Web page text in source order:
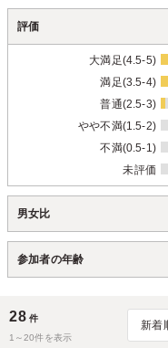
評価
大満足(4.5-5)
満足(3.5-4)
普通(2.5-3)
やや不満(1.5-2)
不満(0.5-1)
未評価
男女比
参加者の年齢
28 件
1～20件を表示